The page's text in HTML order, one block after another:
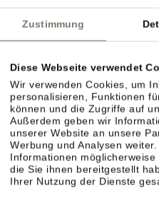
Zustimmung
Diese Webseite verwendet
Wir verwenden Cookies, um
personalisieren, Funktionen
können und die Zugriffe auf
Außerdem geben wir
unserer Website an unsere
Werbung und Analysen
Informationen
die Sie ihnen bereitgestellt
Ihrer Nutzung der Dienste